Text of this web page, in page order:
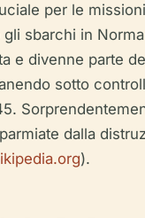
per le
sbarchi in
e divenne parte
sotto
dalla
).